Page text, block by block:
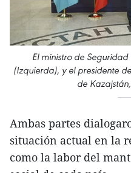
El ministro de
(Izquierda), y el presidente
de
Ambas partes
situación actual en la
como la labor del